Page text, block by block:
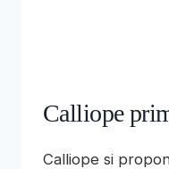
Calliope
Calliope si